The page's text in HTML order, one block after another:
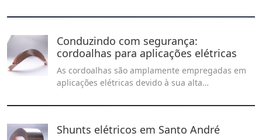
processos de galvanoplastia e aplicações técnicas
Conduzindo com segurança:
cordoalhas para aplicações elétricas
As cordoalhas são amplamente empregadas em
aplicações elétricas devido à sua alta
essenciais para a transmissão eficiente de
Shunts elétricos em Santo André